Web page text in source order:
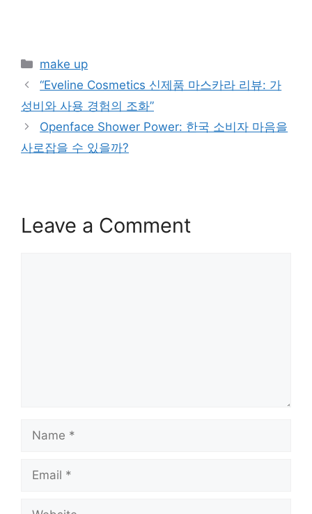
Categories
make up
“Eveline Cosmetics 신제품 마스카라 리뷰: 가
성비와 사용 경험의 조화”
Openface Shower Power: 한국 소비자 마음을
사로잡을 수 있을까?
Leave a Comment